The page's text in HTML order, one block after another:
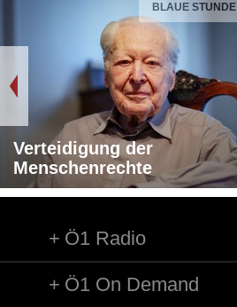
BLAUE STUNDE
Verteidigung der
Menschenrechte
Ö1 Radio
Ö1 On Demand